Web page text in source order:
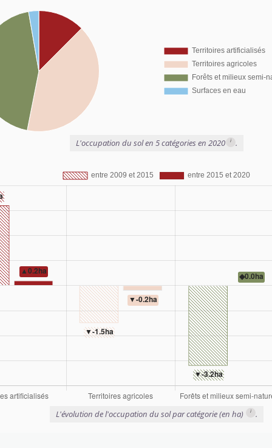
L'occupation du sol en 5 catégories en 2020 i .
L'évolution de l'occupation du sol par catégorie (en ha) i .